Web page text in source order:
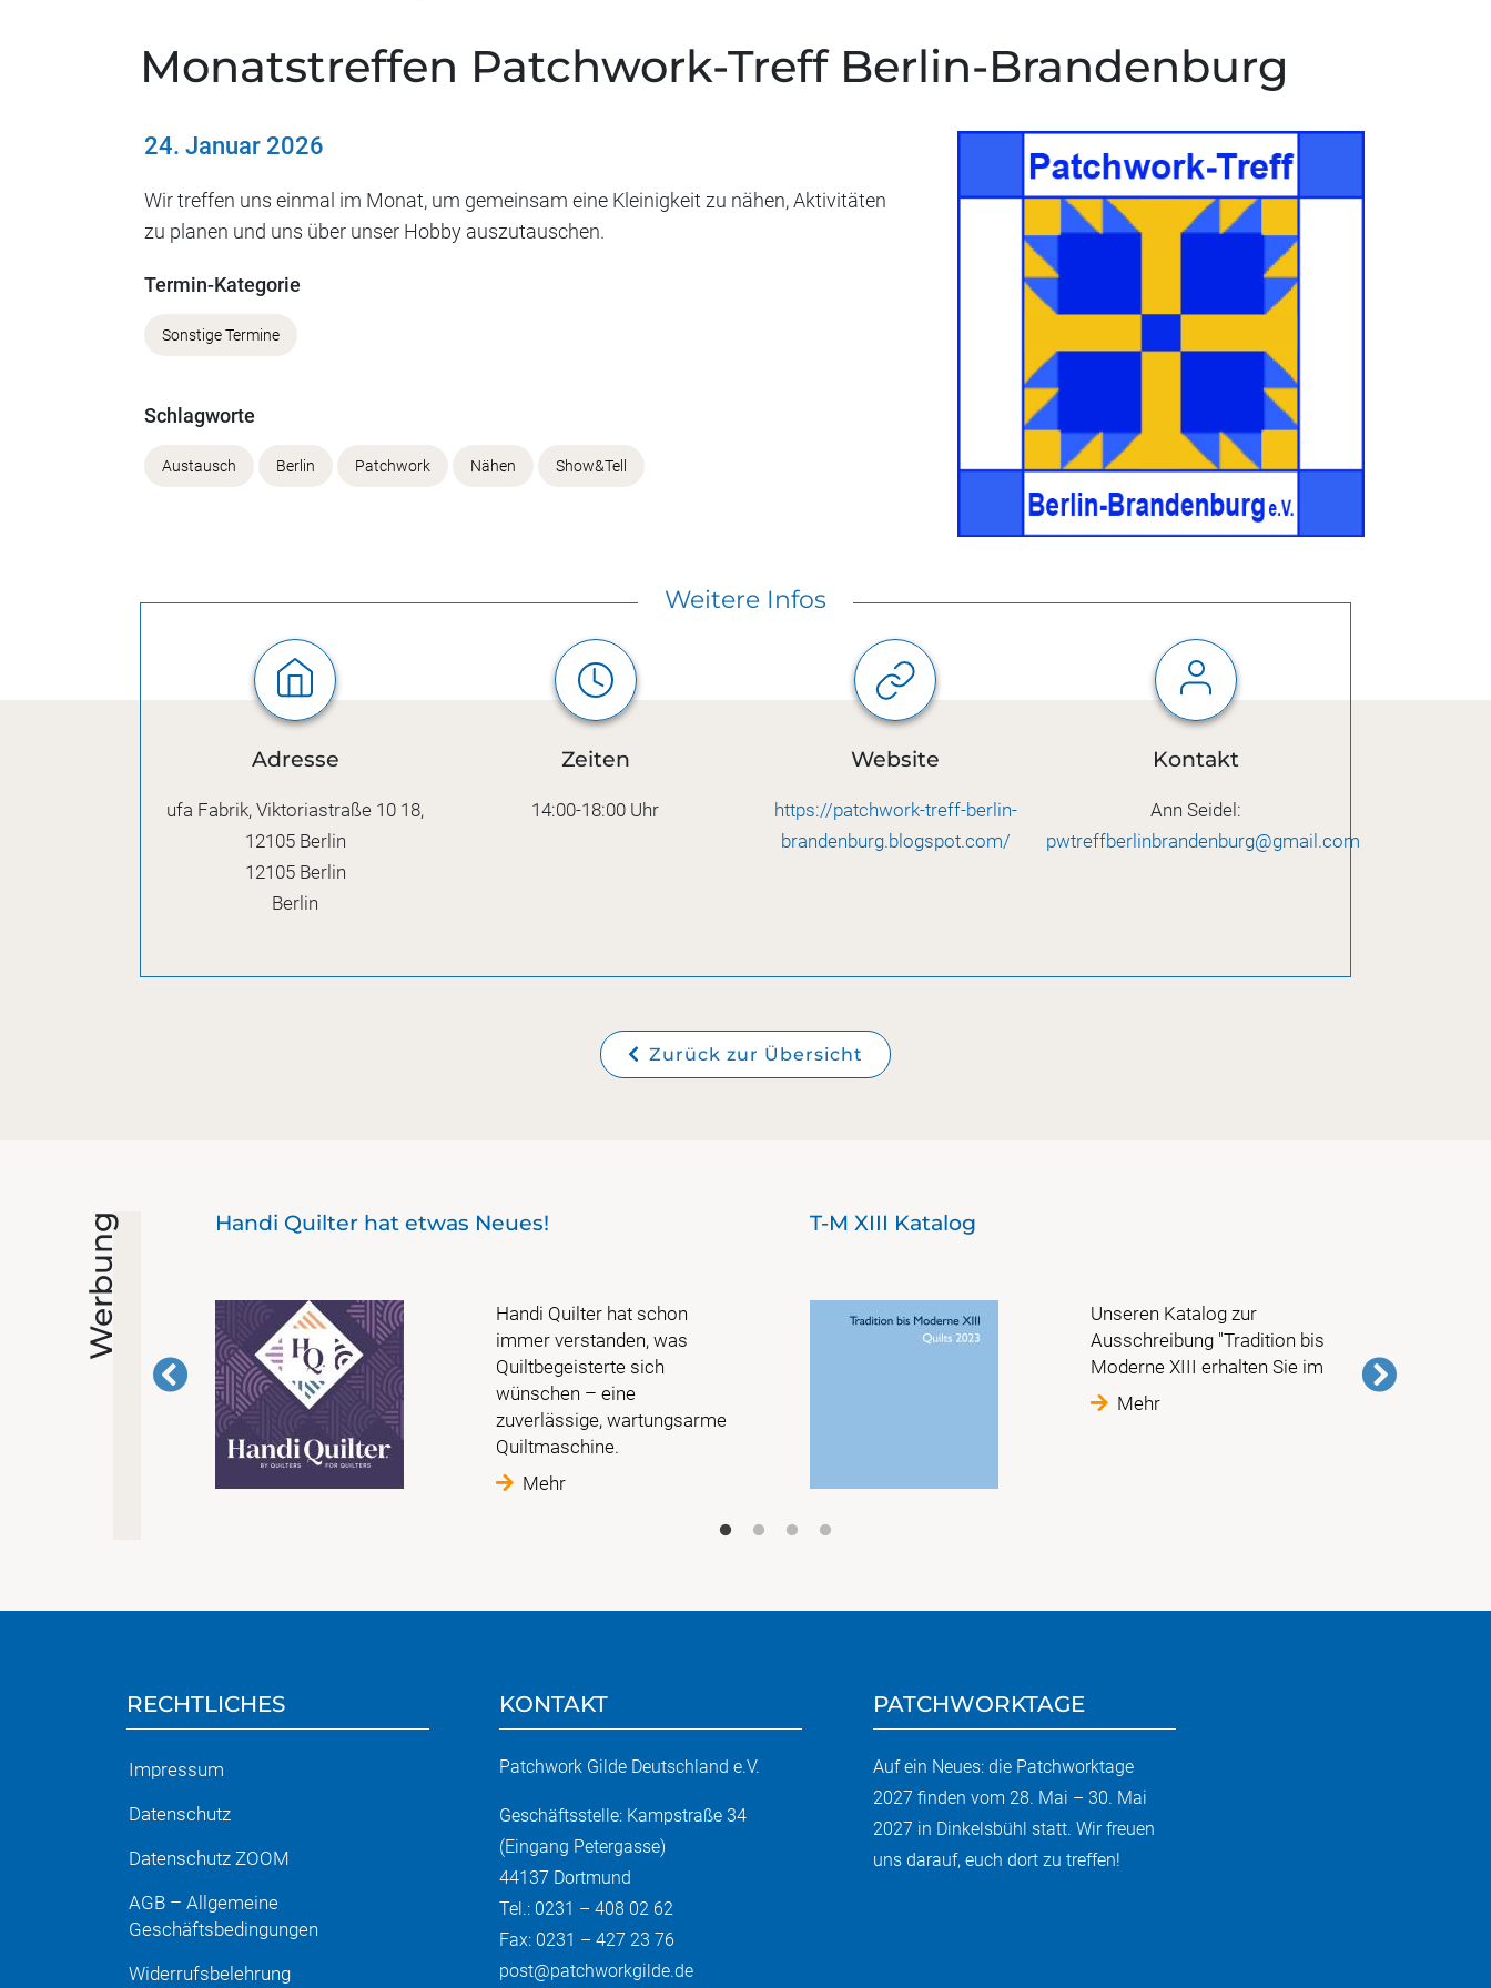
Monatstreffen Patchwork-Treff Berlin-Brandenburg
24. Januar 2026
Wir treffen uns einmal im Monat, um gemeinsam eine Kleinigkeit zu nähen, Aktivitäten
zu planen und uns über unser Hobby auszutauschen.
Termin-Kategorie
Sonstige Termine
Schlagworte
Austausch Berlin Patchwork Nähen Show&Tell
Weitere Infos
Adresse
ufa Fabrik, Viktoriastraße 10 18,
12105 Berlin
12105 Berlin
Berlin
Zeiten
14:00-18:00 Uhr
Website
https://patchwork-treff-berlin-
brandenburg.blogspot.com/
Kontakt
Ann Seidel:
pwtreffberlinbrandenburg@gmail.com
Zurück zur Übersicht
Werbung Handi Quilter hat etwas Neues!
Handi Quilter hat schon
immer verstanden, was
Quiltbegeisterte sich
wünschen – eine
zuverlässige, wartungsarme
Quiltmaschine.
Mehr
T-M XIII Katalog
Unseren Katalog zur
Ausschreibung "Tradition bis
Moderne XIII erhalten Sie im
Mehr
RECHTLICHES
Impressum
Datenschutz
Datenschutz ZOOM
AGB – Allgemeine
Geschäftsbedingungen
Widerrufsbelehrung
KONTAKT
Patchwork Gilde Deutschland e.V.
Geschäftsstelle: Kampstraße 34
(Eingang Petergasse)
44137 Dortmund
Tel.: 0231 – 408 02 62
Fax: 0231 – 427 23 76
post@patchworkgilde.de
PATCHWORKTAGE
Auf ein Neues: die Patchworktage
2027 finden vom 28. Mai – 30. Mai
2027 in Dinkelsbühl statt. Wir freuen
uns darauf, euch dort zu treffen!